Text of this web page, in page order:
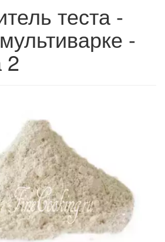
теста -
-
2